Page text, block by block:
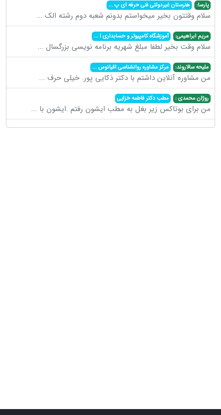
پارسا: هنرستان غیردولتی فنی حرفه ای پ...
سلام وقتتون بخیر میخواستم بدونم شعبه دوم رشته الک ...
مریم ابراهیمی: آموزشگاه کامپیوتر و حسابداری ا...
سلام وقت بخیر لطفا مبلغ شهریه برنامه نویسی بزرگسال ...
ملیحه سالاروند: مرکز مشاوره روانشناسی اقیانوس...
من مشاوره آنلاین داشتم با دکتر ذکایی پور. خیلی حرف ...
روژان محمدی : مطب دکتر فاطمه خزایی
من برای بوتاکس زیر بغل به مطب ایشون رفتم .ایشون با ...